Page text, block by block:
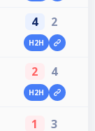
4 2
H2H
2 4
H2H
1 3